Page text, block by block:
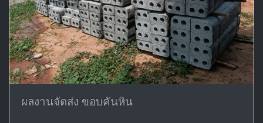
ผลงานจัดส่ง ขอบคันหิน